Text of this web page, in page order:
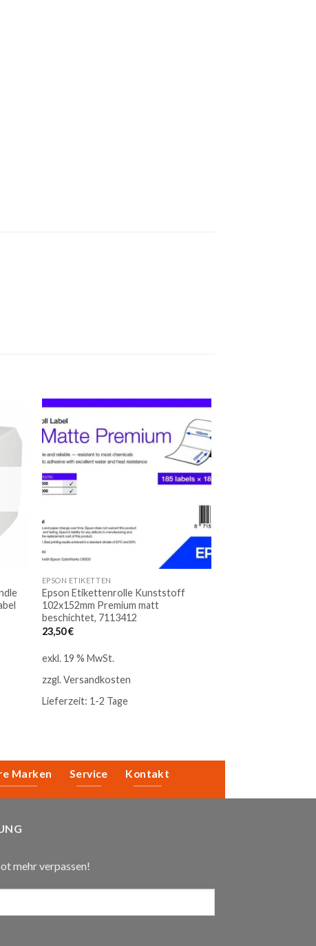
Auf
die
Merkliste
EPSON ETIKETTEN
Epson Etikettenrolle Kunststoff
102x152mm Premium matt
beschichtet, 7113412
23,50€
exkl. 19 % MwSt.
zzgl.Versandkosten
Lieferzeit: 1-2 Tage
Marken Service Kontakt
mehr verpassen!